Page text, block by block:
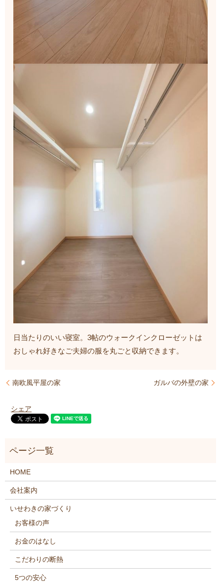
日当たりのいい寝室。3帖のウォークインクローゼットは
おしゃれ好きなご夫婦の服を丸ごと収納できます。
南欧風平屋の家 ガルバの外壁の家
シェア
HOME
会社案内
いせわきの家づくり
お客様の声
お金のはなし
こだわりの断熱
5つの安心